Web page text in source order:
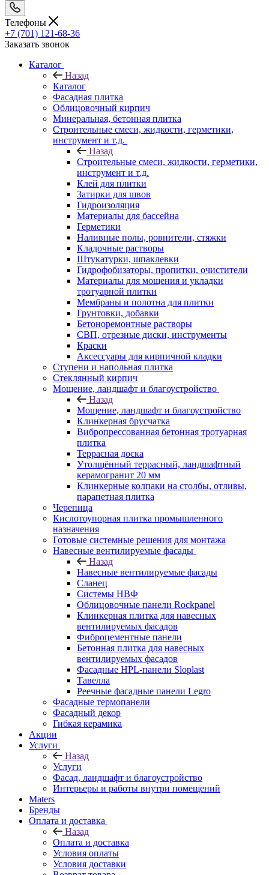
Телефоны
+7 (701) 121-68-36
Заказать звонок
Каталог
Назад
Каталог
Фасадная плитка
Облицовочный кирпич
Минеральная, бетонная плитка
Строительные смеси, жидкости, герметики,
инструмент и т.д.
Назад
Строительные смеси, жидкости, герметики,
инструмент и т.д.
Клей для плитки
Затирки для швов
Гидроизоляция
Материалы для бассейна
Герметики
Наливные полы, ровнители, стяжки
Кладочные растворы
Штукатурки, шпаклевки
Гидрофобизаторы, пропитки, очистители
Материалы для мощения и укладки
тротуарной плитки
Мембраны и полотна для плитки
Грунтовки, добавки
Бетоноремонтные растворы
СВП, отрезные диски, инструменты
Краски
Аксессуары для кирпичной кладки
Ступени и напольная плитка
Cтеклянный кирпич
Мощение, ландшафт и благоустройство
Назад
Мощение, ландшафт и благоустройство
Клинкерная брусчатка
Вибропрессованная бетонная тротуарная
плитка
Террасная доска
Утолщённый террасный, ландшафтный
керамогранит 20 мм
Клинкерные колпаки на столбы, отливы,
парапетная плитка
Черепица
Кислотоупорная плитка промышленного
назначения
Готовые системные решения для монтажа
Навесные вентилируемые фасады
Назад
Навесные вентилируемые фасады
Сланец
Системы НВФ
Облицовочные панели Rockpanel
Клинкерная плитка для навесных
вентилируемых фасадов
Фиброцементные панели
Бетонная плитка для навесных
вентилируемых фасадов
Фасадные HPL-панели Sloplast
Тавелла
Реечные фасадные панели Legro
Фасадные термопанели
Фасадный декор
Гибкая керамика
Акции
Услуги
Назад
Услуги
Фасад, ландшафт и благоустройство
Интерьеры и работы внутри помещений
Maters
Бренды
Оплата и доставка
Назад
Оплата и доставка
Условия оплаты
Условия доставки